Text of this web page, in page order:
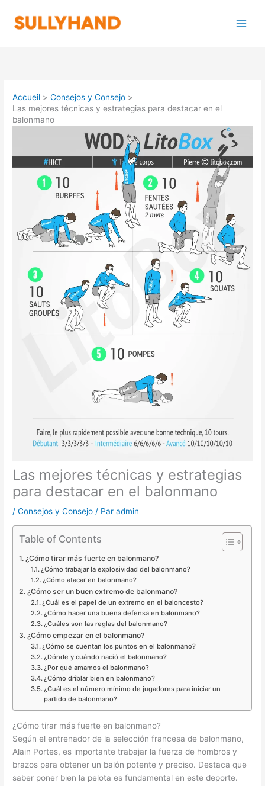
contenu
Accueil
Consejos y Consejo
Las mejores técnicas y estrategias para destacar en el
balonmano
Las mejores técnicas y estrategias
para destacar en el balonmano
/Consejos y Consejo / Paradmin
Table of Contents
¿Cómo tirar más fuerte en balonmano?
¿Cómo trabajar la explosividad del balonmano?
¿Cómo atacar en balonmano?
¿Cómo ser un buen extremo de balonmano?
¿Cuál es el papel de un extremo en el baloncesto?
¿Cómo hacer una buena defensa en balonmano?
¿Cuáles son las reglas del balonmano?
¿Cómo empezar en el balonmano?
¿Cómo se cuentan los puntos en el balonmano?
¿Dónde y cuándo nació el balonmano?
¿Por qué amamos el balonmano?
¿Cómo driblar bien en balonmano?
¿Cuál es el número mínimo de jugadores para iniciar un
partido de balonmano?
¿Cómo tirar más fuerte en balonmano?
Según el entrenador de la selección francesa de balonmano,
Alain Portes, es importante trabajar la fuerza de hombros y
brazos para obtener un balón potente y preciso. Destaca que
saber poner bien la pelota es fundamental en este deporte.